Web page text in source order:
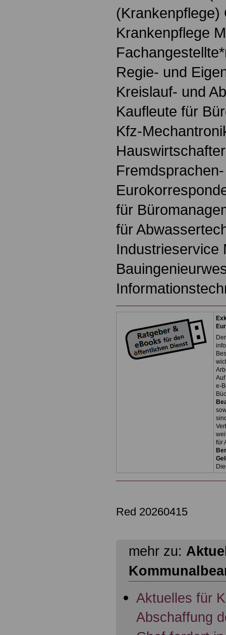
(Krankenpflege)
Krankenpflege
Regie- und
Kreislauf- und
Kaufleute für
Kfz-
Fremdsprachen-
für
für
Industrieservice
e-
Ver
für
Red 20260415
mehr zu:
Aktuelles für
Abschaffung